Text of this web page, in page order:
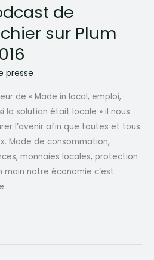
de
sur Plum
presse
de « Made in local, emploi,
la solution était locale » il nous
l’avenir afin que toutes et tous
Mode de consommation,
monnaies locales, protection
main notre économie c’est